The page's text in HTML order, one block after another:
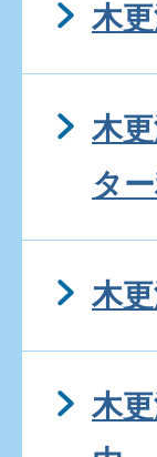
木
木
タ
木
木